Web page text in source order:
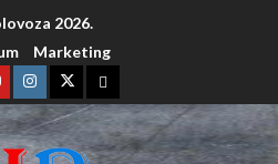
2026.
Marketing